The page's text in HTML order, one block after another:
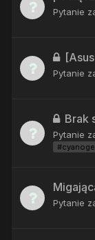
Pytanie
Pytanie
Brak
Pytanie
Pytanie